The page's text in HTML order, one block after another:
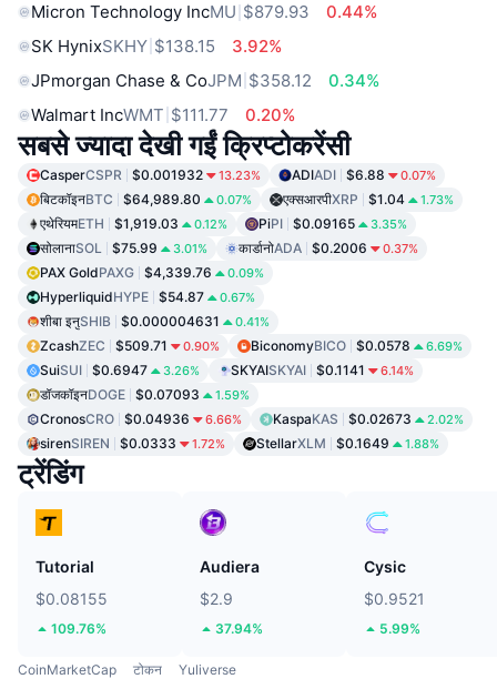
Micron Technology IncMU $879.93
0.44%
SK HynixSKHY $138.15
3.92%
JPmorgan Chase & CoJPM $358.12
0.34%
Walmart IncWMT $111.77 0.20%
सबसे ज्यादा देखी गईं क्रिप्टोकरेंसी
CasperCSPR $0.001932 13.23% ADIADI $6.88 0.07%
बिटकॉइनBTC $64,989.80 0.07% एक्सआरपीXRP $1.04 1.73%
एथेरियमETH $1,919.03 0.12% PiPI $0.09165 3.35%
सोलानाSOL $75.99 3.01% कार्डानोADA $0.2006 0.37%
PAX GoldPAXG $4,339.76 0.09%
HyperliquidHYPE $54.87 0.67%
शीबा इनुSHIB $0.000004631 0.41%
ZcashZEC $509.71 0.90% BiconomyBICO $0.0578 6.69%
SuiSUI $0.6947 3.26% SKYAISKYAI $0.1141 6.14%
डॉजकॉइनDOGE $0.07093 1.59%
CronosCRO $0.04936 6.66% KaspaKAS $0.02673 2.02%
sirenSIREN $0.0333 1.72% StellarXLM $0.1649 1.88%
ट्रेंडिंग
Tutorial
$0.08155
109.76%
Audiera
$2.9
37.94%
Cysic
$0.9521
5.99%
CoinMarketCap टोकन Yuliverse